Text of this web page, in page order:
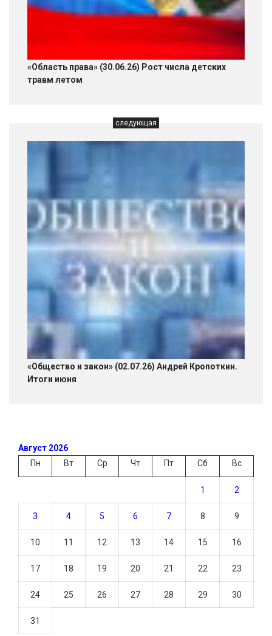
«Область права» (30.06.26) Рост числа детских
травм летом
следующая
«Общество и закон» (02.07.26) Андрей Кропоткин.
Итоги июня
Август 2026
Пн
Вт Ср Чт Пт Сб Вс
1 2
3 4 5 6 7 8 9
10 11 12 13 14 15 16
17 18 19 20 21 22 23
24 25 26 27 28 29 30
31